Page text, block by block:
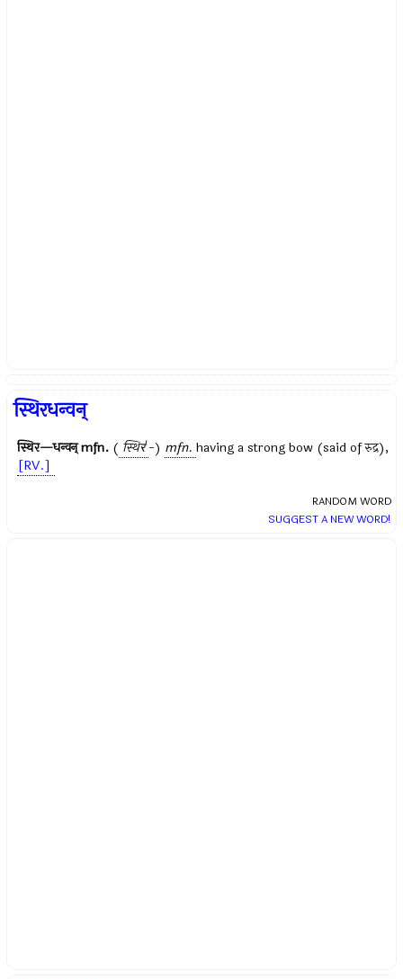
स्थिरधन्वन्
स्थिर—धन्वन्mfn. ( स्थिर॑ -) mfn. having a strong bow (said ofरुद्र),
[RV.]
RANDOM WORD
SUGGEST A NEW WORD!